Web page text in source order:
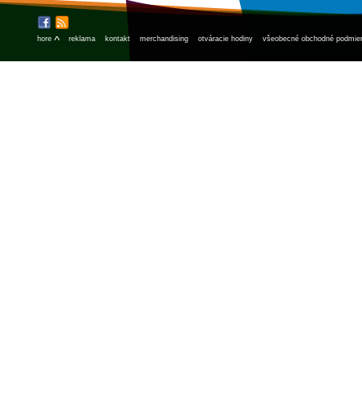
hore ^ reklama kontakt merchandising otváracie hodiny všeobecné obchodné